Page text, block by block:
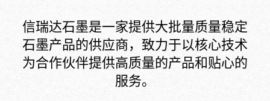
信瑞达石墨是一家提供大批量质量稳定
石墨产品的供应商，致力于以核心技术
为合作伙伴提供高质量的产品和贴心的
服务。